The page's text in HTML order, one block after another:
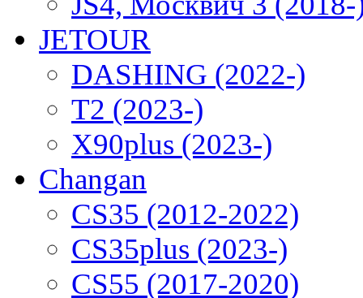
JETOUR
DASHING (2022-)
T2 (2023-)
X90plus (2023-)
Changan
CS35 (2012-2022)
CS35plus (2023-)
CS55 (2017-2020)